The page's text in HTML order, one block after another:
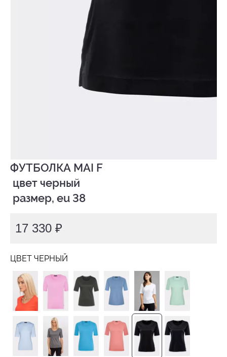
ФУТБОЛКА MAI F
размер, eu 38
17 330 ₽
ЦВЕТ ЧЕРНЫЙ